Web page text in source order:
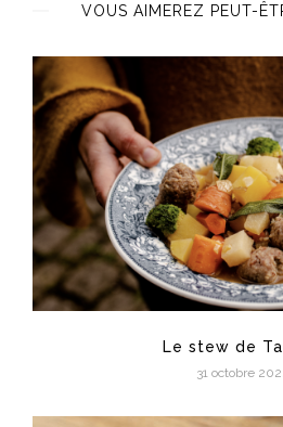
VOUS AIMEREZ PEUT-
Le stew de
31 octobre